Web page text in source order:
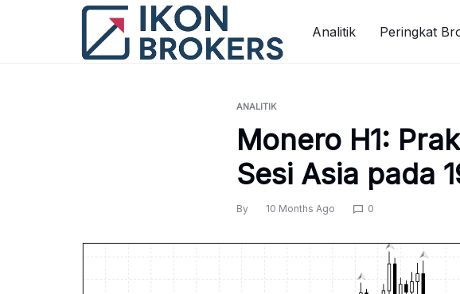
Analitik Peringkat
ANALITIK
Monero H1:
Sesi Asia pada
By 10 Months Ago 0